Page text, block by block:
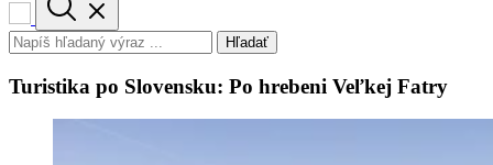
Hľadať
Turistika po Slovensku: Po hrebeni Veľkej Fatry